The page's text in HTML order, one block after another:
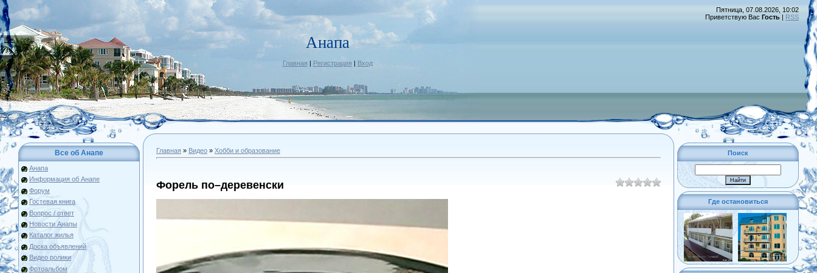
Анапа
Главная | Регистрация | Вход
Пятница, 07.08.2026, 10:02
Приветствую Вас Гость | RSS
Все об Анапе
Анапа
Информация об Анапе
Форум
Гостевая книга
Вопрос / ответ
Новости Анапы
Каталог жилья
Доска объявлений
Видео ролики
Фотоальбом
Главная » Видео » Хобби и образование
Форель по–деревенски
Поиск
Где остановиться